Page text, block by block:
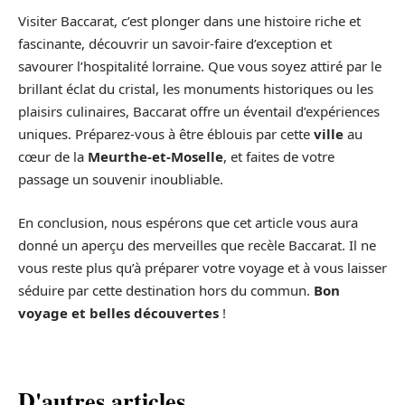
Visiter Baccarat, c’est plonger dans une histoire riche et
fascinante, découvrir un savoir-faire d’exception et
savourer l’hospitalité lorraine. Que vous soyez attiré par le
brillant éclat du cristal, les monuments historiques ou les
plaisirs culinaires, Baccarat offre un éventail d’expériences
uniques. Préparez-vous à être éblouis par cette ville au
cœur de la Meurthe-et-Moselle, et faites de votre
passage un souvenir inoubliable.
En conclusion, nous espérons que cet article vous aura
donné un aperçu des merveilles que recèle Baccarat. Il ne
vous reste plus qu’à préparer votre voyage et à vous laisser
séduire par cette destination hors du commun. Bon
voyage et belles découvertes !